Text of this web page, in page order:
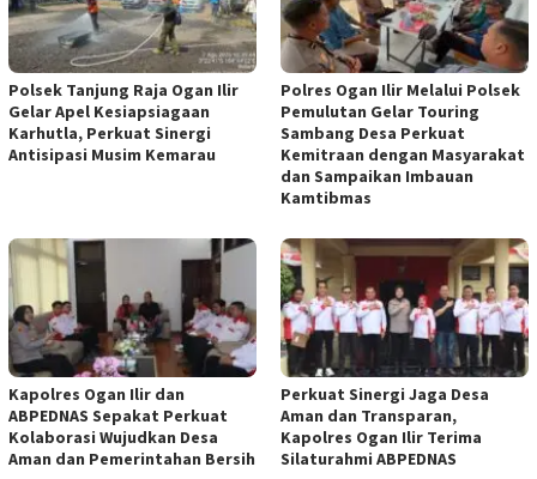
Polsek Tanjung Raja Ogan Ilir
Gelar Apel Kesiapsiagaan
Karhutla, Perkuat Sinergi
Antisipasi Musim Kemarau
Polres Ogan Ilir Melalui Polsek
Pemulutan Gelar Touring
Sambang Desa Perkuat
Kemitraan dengan Masyarakat
dan Sampaikan Imbauan
Kamtibmas
Kapolres Ogan Ilir dan
ABPEDNAS Sepakat Perkuat
Kolaborasi Wujudkan Desa
Aman dan Pemerintahan Bersih
Perkuat Sinergi Jaga Desa
Aman dan Transparan,
Kapolres Ogan Ilir Terima
Silaturahmi ABPEDNAS